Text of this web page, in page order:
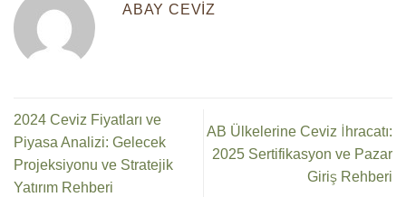
ABAY CEVIZ
2024 Ceviz Fiyatları ve
Piyasa Analizi: Gelecek
Projeksiyonu ve Stratejik
Yatırım Rehberi
AB Ülkelerine Ceviz İhracatı:
2025 Sertifikasyon ve Pazar
Giriş Rehberi